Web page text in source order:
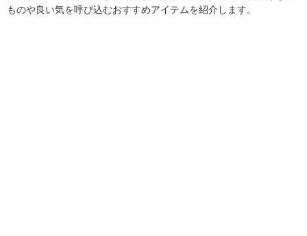
ものや良い気を呼び込むおすすめアイテムを紹介します。